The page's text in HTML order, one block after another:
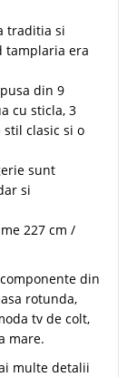
traditia si
tamplaria era
din 9
cu sticla, 3
clasic si o
sunt
si
227 cm /
din
rotunda,
tv de colt,
mare.
multe detalii